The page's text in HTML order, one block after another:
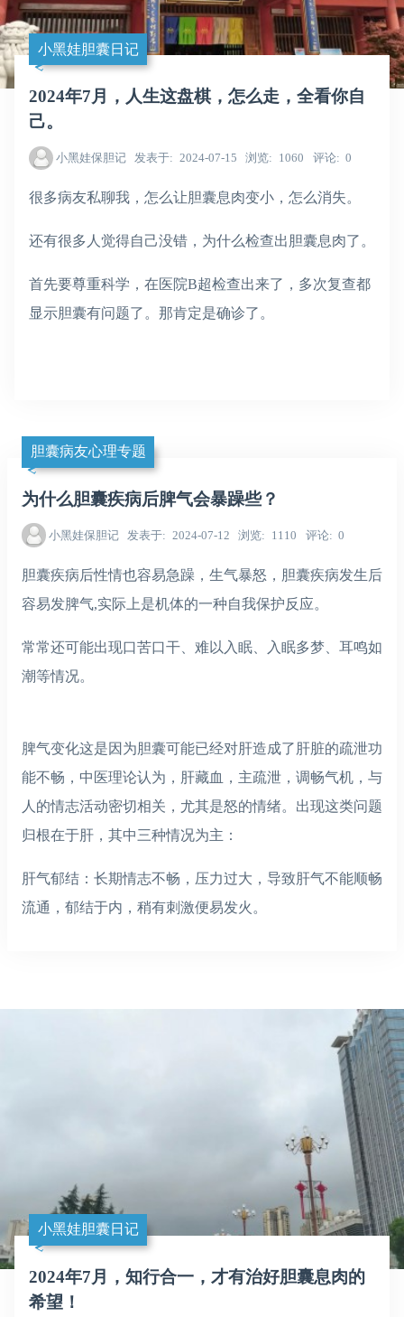
小黑娃胆囊日记
2024年7月，人生这盘棋，怎么走，全看你自
己。
小黑娃保胆记 发表于 2024-07-15 浏览 1060 评论 0
很多病友私聊我，怎么让胆囊息肉变小，怎么消失。
还有很多人觉得自己没错，为什么检查出胆囊息肉了。
首先要尊重科学，在医院B超检查出来了，多次复查都
显示胆囊有问题了。那肯定是确诊了。
胆囊病友心理专题
为什么胆囊疾病后脾气会暴躁些？
小黑娃保胆记 发表于 2024-07-12 浏览 1110 评论 0
胆囊疾病后性情也容易急躁，生气暴怒，胆囊疾病发生后
容易发脾气,实际上是机体的一种自我保护反应。
常常还可能出现口苦口干、难以入眠、入眠多梦、耳鸣如
潮等情况。
脾气变化这是因为胆囊可能已经对肝造成了肝脏的疏泄功
能不畅，中医理论认为，肝藏血，主疏泄，调畅气机，与
人的情志活动密切相关，尤其是怒的情绪。出现这类问题
归根在于肝，其中三种情况为主：
肝气郁结：长期情志不畅，压力过大，导致肝气不能顺畅
流通，郁结于内，稍有刺激便易发火。
小黑娃胆囊日记
2024年7月，知行合一，才有治好胆囊息肉的
希望！